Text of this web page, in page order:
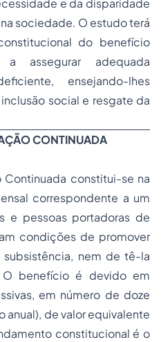
e da disparidade
sociedade. O estudo terá
do benefício
a assegurar adequada
ensejando-lhes
social e resgate da
CONTINUADA
constitui-se na
correspondente a um
e pessoas portadoras de
condições de promover
nem de tê-la
benefício é devido em
em número de doze
anual), de valor equivalente
constitucional é o